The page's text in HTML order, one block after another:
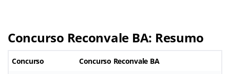
Concurso Reconvale BA: Resumo
Concurso Concurso Reconvale BA